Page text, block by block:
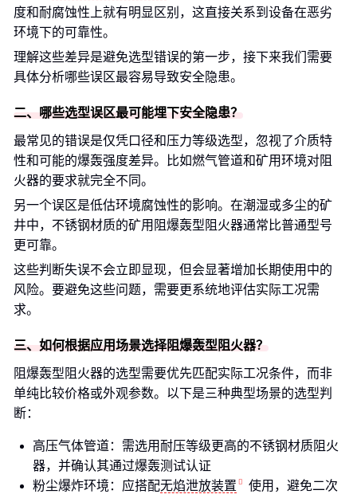
度和耐腐蚀性上就有明显区别，这直接关系到设备在恶劣
环境下的可靠性。
理解这些差异是避免选型错误的第一步，接下来我们需要
具体分析哪些误区最容易导致安全隐患。
二、哪些选型误区最可能埋下安全隐患？
最常见的错误是仅凭口径和压力等级选型，忽视了介质特
性和可能的爆轰强度差异。比如燃气管道和矿用环境对阻
火器的要求就完全不同。
另一个误区是低估环境腐蚀性的影响。在潮湿或多尘的矿
井中，不锈钢材质的矿用阻爆轰型阻火器通常比普通型号
更可靠。
这些判断失误不会立即显现，但会显著增加长期使用中的
风险。要避免这些问题，需要更系统地评估实际工况需
求。
三、如何根据应用场景选择阻爆轰型阻火器？
阻爆轰型阻火器的选型需要优先匹配实际工况条件，而非
单纯比较价格或外观参数。以下是三种典型场景的选型判
断：
高压气体管道：需选用耐压等级更高的不锈钢材质阻火
器，并确认其通过爆轰测试认证
粉尘爆炸环境：应搭配无焰泄放装置
使用，避免二次